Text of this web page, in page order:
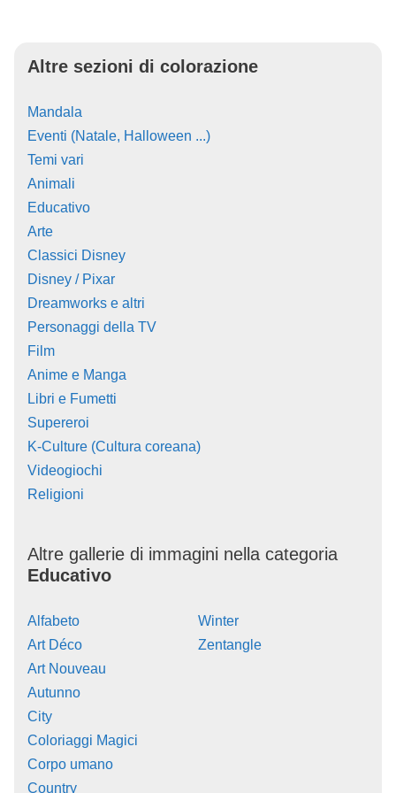
Altre sezioni di colorazione
Mandala
Eventi (Natale, Halloween ...)
Temi vari
Animali
Educativo
Arte
Classici Disney
Disney / Pixar
Dreamworks e altri
Personaggi della TV
Film
Anime e Manga
Libri e Fumetti
Supereroi
K-Culture (Cultura coreana)
Videogiochi
Religioni
Altre gallerie di immagini nella categoria
Educativo
Alfabeto
Art Déco
Art Nouveau
Autunno
City
Coloriaggi Magici
Corpo umano
Country
Winter
Zentangle